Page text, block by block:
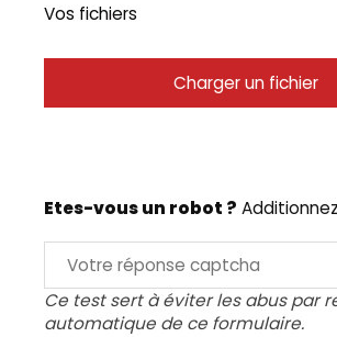
Vos fichiers
Charger un fichier
Etes-vous un robot ? Additionnez
Ce test sert à éviter les abus par
automatique de ce formulaire.